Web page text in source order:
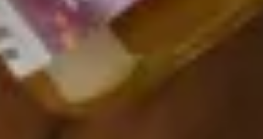
Spritzern Aceto Mango oder Aceto Granatapfel mixt
ihr eine fruchtig-leckere Erfrischung.
Eine wunderbare Geschenkbox für die beste
ist auch die edle Box mit 24 exklusiven Tee-
Kreationen für Genießer zum Probieren und für
herrliche Geschmacksreisen während langer